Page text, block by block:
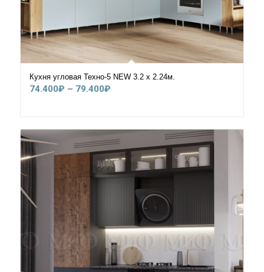
Кухня угловая Техно-5 NEW 3.2 х 2.24м.
74.400₽ – 79.400₽Диапазон
–
79.400₽